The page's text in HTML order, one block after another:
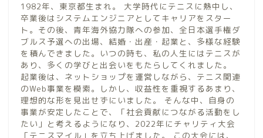
1982年、東京都生まれ。 大学時代にテニスに熱中し、
卒業後はシステムエンジニアとしてキャリアをスター
ト。その後、青年海外協力隊への参加、全日本選手権ダ
ブルス予選への出場、結婚・出産・起業と、多様な経験
を積んできました。いつの時も、私の人生にはテニスが
あり、多くの学びと出会いをもたらしてくれました。
起業後は、ネットショップを運営しながら、テニス関連
のWeb事業を模索。しかし、収益性を重視するあまり、
理想的な形を見出せずにいました。 そんな中、自身の
事業が安定したことで、「社会貢献につながる活動をし
たい」と考えるようになり、2022年にチャリティ大会
「テニスマイル」を立ち上げました。 この大会には、